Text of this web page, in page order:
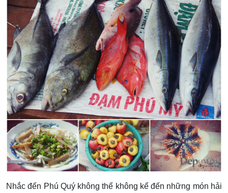
Nhắc đến Phú Quý không thể không kể đến những món hải